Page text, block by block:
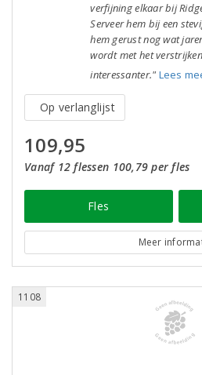
verfijning elkaar bij
Serveer hem bij een
hem gerust nog wat
wordt met het
interessanter." Lees
Op verlanglijst
109,95
Vanaf 12 flessen 100,79 per fles
Fles
Meer
1108